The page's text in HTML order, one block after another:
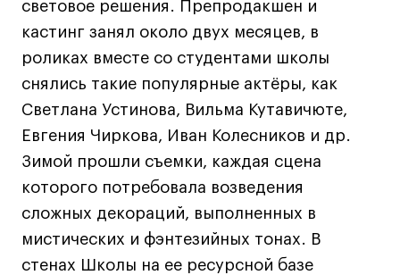
EN
EN
Политика конфиденциальности
Публичная оферта
световое решения. Препродакшен и
кастинг занял около двух месяцев, в
роликах вместе со студентами школы
снялись такие популярные актёры, как
Светлана Устинова, Вильма Кутавичюте,
Евгения Чиркова, Иван Колесников и др.
Зимой прошли съемки, каждая сцена
которого потребовала возведения
сложных декораций, выполненных в
мистических и фэнтезийных тонах. В
стенах Школы на ее ресурсной базе